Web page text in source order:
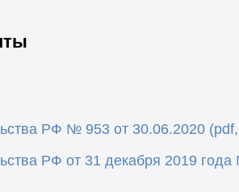
РФ № 953 от 30.06.2020
РФ от 31 декабря 2019